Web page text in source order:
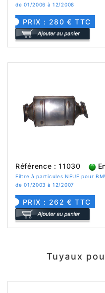
de 01/2006 à 12/2008
PRIX : 280 € TTC
Référence : 11030
Filtre à particules NEUF pour
de 01/2003 à 12/2007
PRIX : 262 € TTC
Tuyaux